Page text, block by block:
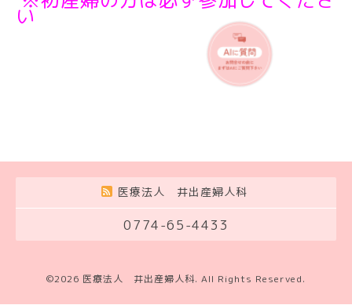
い
医療法人 井出産婦人科
0774-65-4433
©2026 医療法人 井出産婦人科. All Rights Reserved.